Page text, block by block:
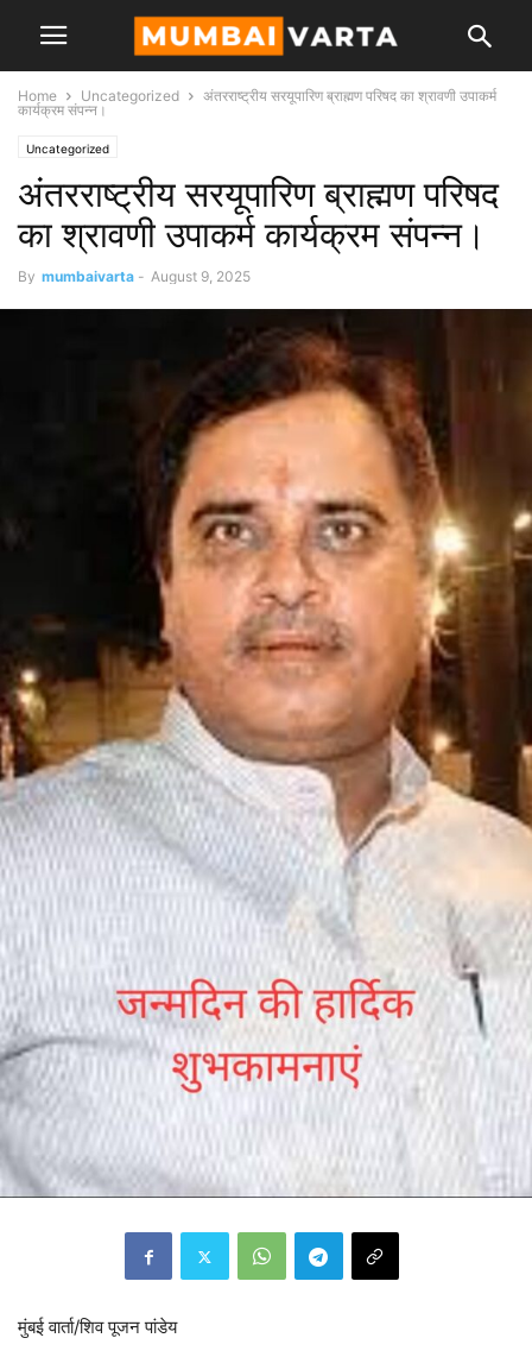
Home Uncategorized
अंतरराष्ट्रीय सरयूपारिण ब्राह्मण परिषद का श्रावणी उपाकर्म
कार्यक्रम संपन्न।
Uncategorized
अंतरराष्ट्रीय सरयूपारिण ब्राह्मण परिषद
का श्रावणी उपाकर्म कार्यक्रम संपन्न।
By mumbaivarta - August 9, 2025
मुंबई वार्ता/शिव पूजन पांडेय